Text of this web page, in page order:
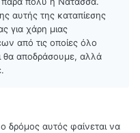
αυτής της καταπίεσης
για χάρη μιας
από τις οποίες όλο
θα αποδράσουμε, αλλά
ο δρόμος αυτός φαίνεται να